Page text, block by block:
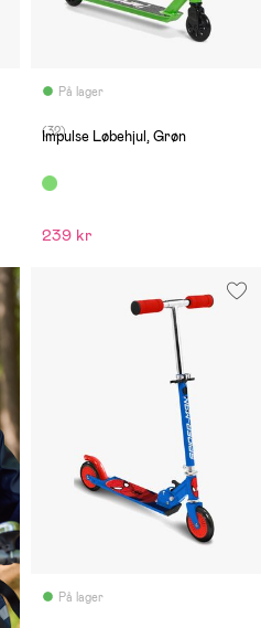
På lager
(32)
Impulse Løbehjul, Grøn
239 kr
På lager